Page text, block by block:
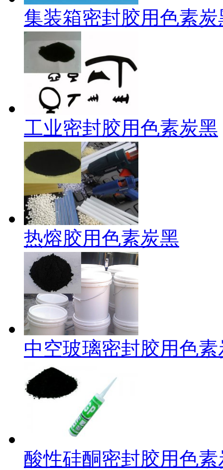
集装箱密封胶用色素炭
工业密封胶用色素炭黑
热熔胶用色素炭黑
中空玻璃密封胶用色素
酸性硅酮密封胶用色素